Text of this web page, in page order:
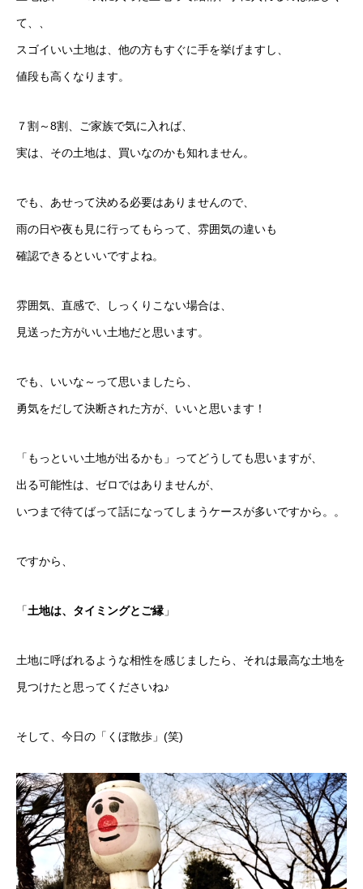
て、、
スゴイいい土地は、他の方もすぐに手を挙げますし、
値段も高くなります。
７割～8割、ご家族で気に入れば、
実は、その土地は、買いなのかも知れません。
でも、あせって決める必要はありませんので、
雨の日や夜も見に行ってもらって、雰囲気の違いも
確認できるといいですよね。
雰囲気、直感で、しっくりこない場合は、
見送った方がいい土地だと思います。
でも、いいな～って思いましたら、
勇気をだして決断された方が、いいと思います！
「もっといい土地が出るかも」ってどうしても思いますが、
出る可能性は、ゼロではありませんが、
いつまで待てばって話になってしまうケースが多いですから。。
ですから、
「土地は、タイミングとご縁 」
土地に呼ばれるような相性を感じましたら、それは最高な土地を
見つけたと思ってくださいね♪
そして、今日の「くぼ散歩」(笑)